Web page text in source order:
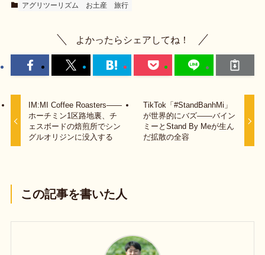
アグリツーリズム お土産 旅行
よかったらシェアしてね！
IM:MI Coffee Roasters——
ホーチミン1区路地裏、チ
ェスボードの焙煎所でシン
グルオリジンに没入する
TikTok「#StandBanhMi」
が世界的にバズ——バイン
ミーとStand By Meが生ん
だ拡散の全容
この記事を書いた人